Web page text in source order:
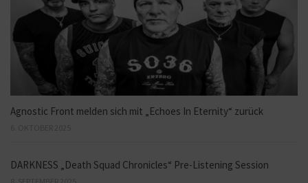
Agnostic Front melden sich mit „Echoes In Eternity“ zurück
DARKNESS „Death Squad Chronicles“ Pre-Listening Session